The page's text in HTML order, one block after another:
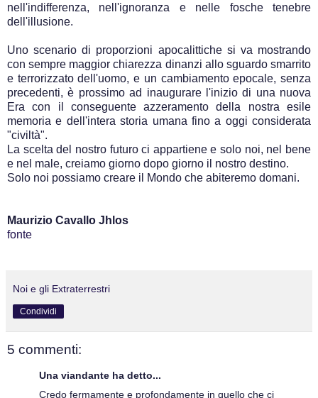
nell'indifferenza, nell'ignoranza e nelle fosche tenebre
dell'illusione.
Uno scenario di proporzioni apocalittiche si va mostrando
con sempre maggior chiarezza dinanzi allo sguardo smarrito
e terrorizzato dell'uomo, e un cambiamento epocale, senza
precedenti, è prossimo ad inaugurare l'inizio di una nuova
Era con il conseguente azzeramento della nostra esile
memoria e dell'intera storia umana fino a oggi considerata
"civiltà".
La scelta del nostro futuro ci appartiene e solo noi, nel bene
e nel male, creiamo giorno dopo giorno il nostro destino.
Solo noi possiamo creare il Mondo che abiteremo domani.
Maurizio Cavallo Jhlos
fonte
Noi e gli Extraterrestri
Condividi
5 commenti:
Una viandante ha detto...
Credo fermamente e profondamente in quello che ci